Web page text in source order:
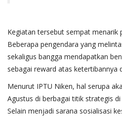
Kegiatan tersebut sempat menarik
Beberapa pengendara yang
sekaligus bangga mendapatkan
sebagai reward atas ketertibannya
Menurut IPTU Niken, hal serupa
Agustus di berbagai titik strategis
Selain menjadi sarana sosialisasi